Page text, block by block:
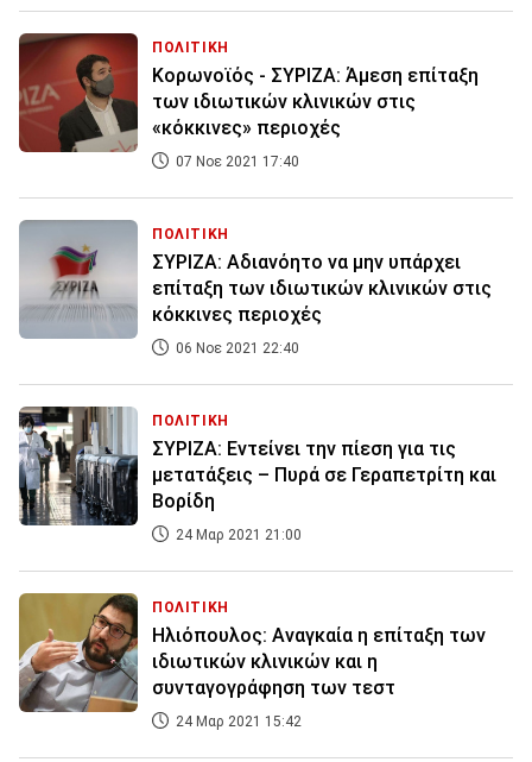
ΠΟΛΙΤΙΚΗ
Κορωνοϊός - ΣΥΡΙΖΑ: Άμεση επίταξη
των ιδιωτικών κλινικών στις
«κόκκινες» περιοχές
07 Νοε 2021 17:40
ΠΟΛΙΤΙΚΗ
ΣΥΡΙΖΑ: Αδιανόητο να μην υπάρχει
επίταξη των ιδιωτικών κλινικών στις
κόκκινες περιοχές
06 Νοε 2021 22:40
ΠΟΛΙΤΙΚΗ
ΣΥΡΙΖΑ: Εντείνει την πίεση για τις
μετατάξεις – Πυρά σε Γεραπετρίτη και
Βορίδη
24 Μαρ 2021 21:00
ΠΟΛΙΤΙΚΗ
Ηλιόπουλος: Αναγκαία η επίταξη των
ιδιωτικών κλινικών και η
συνταγογράφηση των τεστ
24 Μαρ 2021 15:42